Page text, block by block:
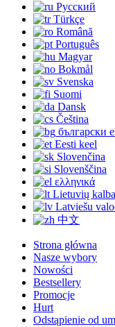
Русский
Türkçe
Română
Português
Magyar
Bokmål
Svenska
Suomi
Dansk
Čeština
български
Eesti keel
Slovenčina
Slovenščina
ελληνικά
Lietuvių kalba
Latviešu
中文
Strona główna
Nasze wybory
Nowości
Bestsellery
Promocje
Hurt
Odstąpienie od